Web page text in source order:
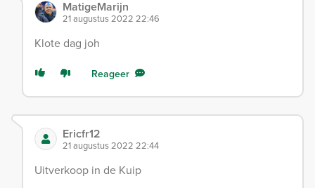
MatigeMarijn
21 augustus 2022 22:46
Klote dag joh
Reageer
Ericfr12
21 augustus 2022 22:44
Uitverkoop in de Kuip